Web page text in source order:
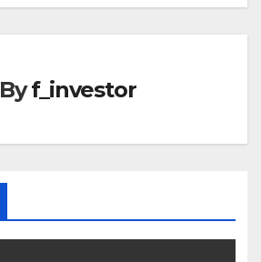
Byf_investor